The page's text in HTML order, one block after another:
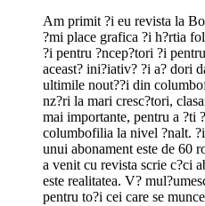
Am primit ?i eu revista la
?mi place grafica ?i h?rtia
?i pentru ?ncep?tori ?i
aceast? ini?iativ? ?i a? dori
ultimile nout??i din
nz?ri la mari cresc?tori,
mai importante, pentru a ?ti
columbofilia la nivel ?nalt.
unui abonament este de 60
a venit cu revista scrie c?ci
este realitatea. V?
pentru to?i cei care se